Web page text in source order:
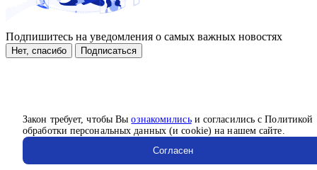
Закон требует, чтобы Выознакомилисьи согласились с Политикой
обработки персональных данных (и cookie) на нашем сайте.
Согласен
Подпишитесь на уведомления о самых важных новостях
Нет, спасибо Подписаться